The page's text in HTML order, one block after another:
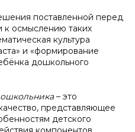
поставленной перед
осмыслению таких
культура
и «формирование
дошкольного
– это
представляющее
детского